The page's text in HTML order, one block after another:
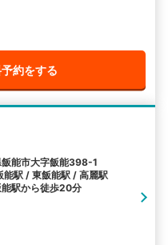
約をする
能市大字飯能398-1
能駅 / 東飯能駅 / 高麗駅
駅から徒歩20分